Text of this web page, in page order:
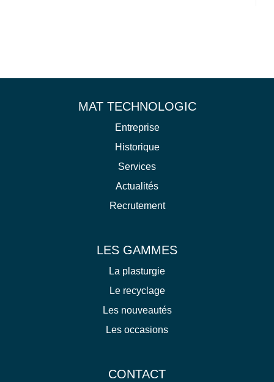
MAT TECHNOLOGIC
Entreprise
Historique
Services
Actualités
Recrutement
LES GAMMES
La plasturgie
Le recyclage
Les nouveautés
Les occasions
CONTACT